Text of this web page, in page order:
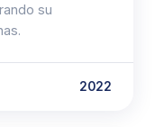
su
2022